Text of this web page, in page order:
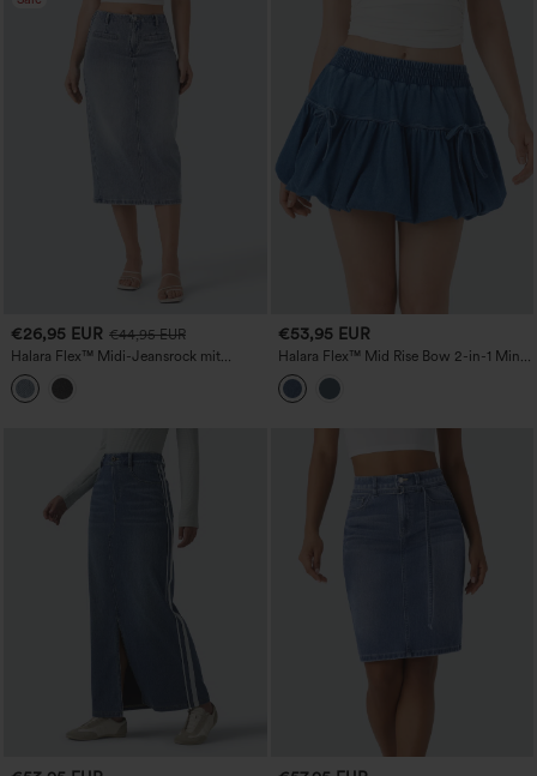
€26,95 EUR €44,95 EUR
Halara Flex™ Midi-Jeansrock mit
mittlerer Bundhöhe, Used-Waschung
und Taschen, lässiger gerader Schnitt
€53,95 EUR
Halara Flex™ Mid Rise Bow 2-in-1 Mini
Gewaschene Denim Casual Bubble
Rock